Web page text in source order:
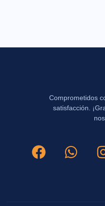
Comprometidos
satisfacción.